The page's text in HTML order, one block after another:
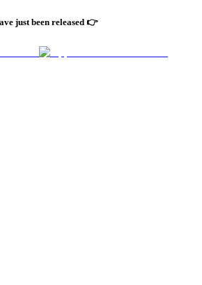
just been released 👉